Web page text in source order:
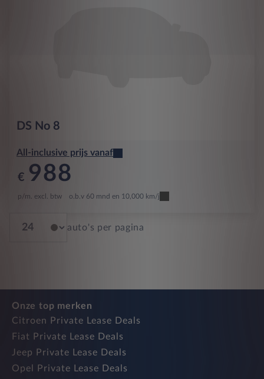
DS No 8
All-inclusive prijs vanaf
€ 988
p/m. excl. btw o.b.v 60 mnd en 10,000 km/j
auto's per pagina
Onze top merken
Citroen Private Lease Deals
Fiat Private Lease Deals
Jeep Private Lease Deals
Opel Private Lease Deals